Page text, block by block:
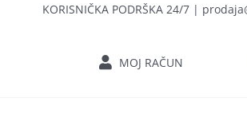
KORISNIČKA PODRŠKA 24/7 |
MOJ RAČUN